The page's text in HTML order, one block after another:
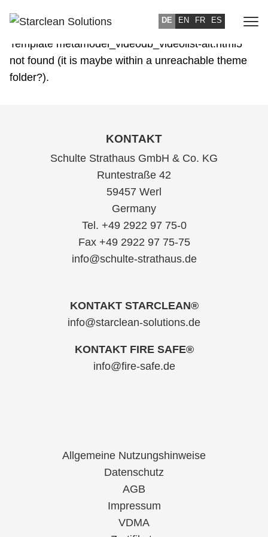
DE EN FR ES
Template metamodel_videodb_videolist-alt.html5
not found (it is maybe within a unreachable theme
folder?).
KONTAKT
Schulte Strathaus GmbH & Co. KG
Runtestraße 42
59457 Werl
Germany
Tel. +49 2922 97 75-0
Fax +49 2922 97 75-75
info@schulte-strathaus.de
KONTAKT STARCLEAN®
info@starclean-solutions.de
KONTAKT FIRE SAFE®
info@fire-safe.de
Allgemeine Nutzungshinweise
Datenschutz
AGB
Impressum
VDMA